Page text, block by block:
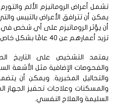
أعراض الروماتيزم الألم والتورم
أن تترافق الأعراض بالتيبس
يؤثر الروماتيزم على أي شخص في أي
أعمارهم عن 40 عامًا بشكل خاص.
التشخيص على التاريخ
الإضافية مثل الأشعة
المخبرية. ويمكن أن يتضمن
وعلاجات تحفيز الجهاز
والعلاج النفسي.